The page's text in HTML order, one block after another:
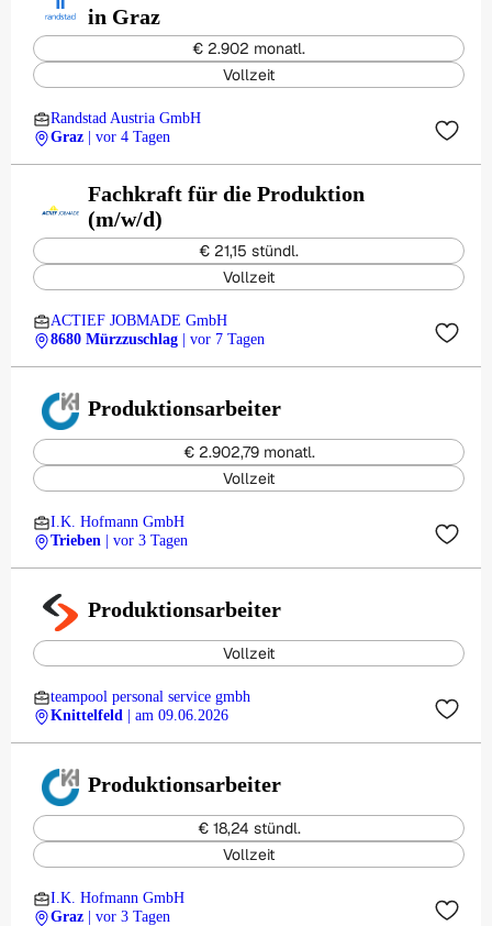
in Graz
€ 2.902 monatl.
Vollzeit
Randstad Austria GmbH
Graz
| vor 4 Tagen
Fachkraft für die Produktion
(m/w/d)
€ 21,15 stündl.
Vollzeit
ACTIEF JOBMADE GmbH
8680 Mürzzuschlag
| vor 7 Tagen
Produktionsarbeiter
€ 2.902,79 monatl.
Vollzeit
I.K. Hofmann GmbH
Trieben
| vor 3 Tagen
Produktionsarbeiter
Vollzeit
teampool personal service gmbh
Knittelfeld
| am 09.06.2026
Produktionsarbeiter
€ 18,24 stündl.
Vollzeit
I.K. Hofmann GmbH
Graz
| vor 3 Tagen